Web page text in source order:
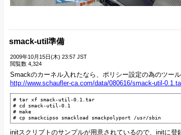
smack-util準備
2009年10月15日(木) 23:57 JST
閲覧数 4,324
Smackのカーネル入れたなら、ポリシー設定の為のツール
http://www.schaufler-ca.com/data/080616/smack-util-
# tar xf smack-util-0.1.tar
# cd smack-util-0.1
# make
# cp smackcipso smackload smackpolyport /usr/sbin
initスクリプトのサンプルが用意されているので、initに登